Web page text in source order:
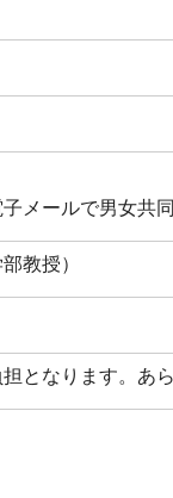
メールで男女共
教授）
なります。あら